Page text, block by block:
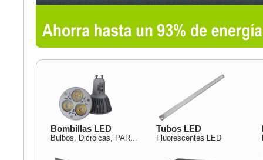
Bombillas LED
Bulbos, Dicroicas, PAR...
Tubos LED
Fluorescentes LED